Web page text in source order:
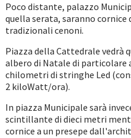
Poco distante, palazzo
quella serata, saranno
tradizionali cenoni.
Piazza della Cattedrale vedrà
albero di Natale di particolare
chilometri di stringhe Led
2 kiloWatt/ora).
In piazza Municipale sarà
scintillante di dieci metri
cornice a un presepe